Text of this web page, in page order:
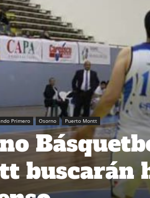
Primero Osorno Puerto Montt
buscarán